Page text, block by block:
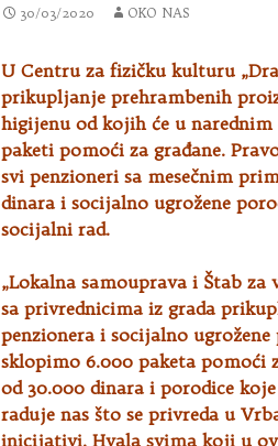
30/03/2020 OKO NAS
U Centru za fizičku kulturu
prikupljanje prehrambenih
higijenu od kojih će u narednim
paketi pomoći za građane.
svi penzioneri sa mesečnim
dinara i socijalno ugrožene
socijalni rad.
„Lokalna samouprava i Štab
sa privrednicima iz grada
penzionera i socijalno
sklopimo 6.000 paketa pomoći
od 30.000 dinara i porodice
raduje nas što se privreda u
inicijativi. Hvala svima koji u